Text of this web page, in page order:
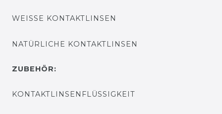
WEISSE KONTAKTLINSEN
NATÜRLICHE KONTAKTLINSEN
ZUBEHÖR:
KONTAKTLINSENFLÜSSIGKEIT